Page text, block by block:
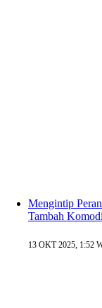
Mengintip
Tambah
13 OKT 2025, 1:52